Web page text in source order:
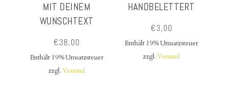
IT DEINEM W
UNSCHTEXT
€38,00
Enthält 19% Umsatzsteuer
zzgl. Versand
HANDBELETTERT
€3,00
Enthält 19% Umsatzsteuer
zzgl.Versand